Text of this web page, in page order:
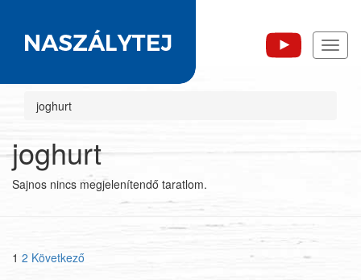
joghurt
joghurt
Sajnos nincs megjelenítendő taratlom.
Bejegyzések
1 2 Következő